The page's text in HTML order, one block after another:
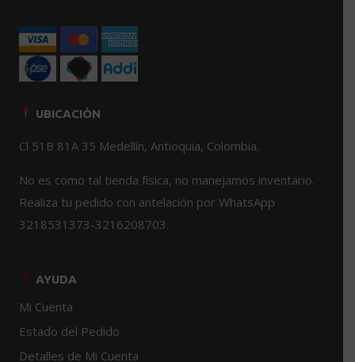
UBICACIÓN
Cl 51B 81A 35 Medellín, Antioquia, Colombia.
No es como tal tienda física, no manejamos inventario.
Realiza tu pedido con antelación por WhatsApp
3218531373-3216208703.
AYUDA
Mi Cuenta
Estado del Pedido
Detalles de Mi Cuenta